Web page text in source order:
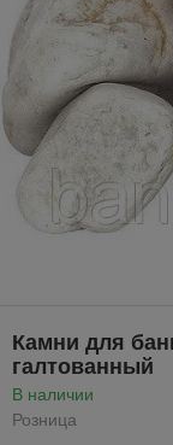
Камни для
галтованный
В наличии
Розница